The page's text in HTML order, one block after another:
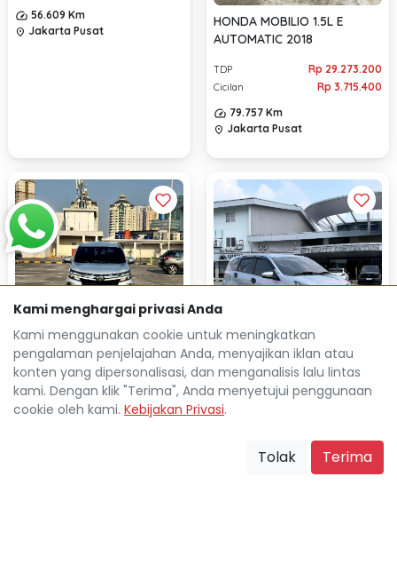
56.609 Km
location_on Jakarta Pusat
HONDA MOBILIO 1.5L E
AUTOMATIC 2018
TDP Rp 29.273.200
Cicilan
Rp 3.715.400
79.757 Km
location_on Jakarta Pusat
TOYOTA AVANZA 1.5L VELOZ
AUTOMATIC 2021
TDP Rp 34.522.800
TOYOTA CALYA 1.2L G
AUTOMATIC 2023
TDP Rp 26.030.800
Cicilan
Jakarta Pusat
Kami menghargai privasi Anda
Kami menggunakan cookie untuk meningkatkan
pengalaman penjelajahan Anda, menyajikan iklan atau
konten yang dipersonalisasi, dan menganalisis lalu lintas
kami. Dengan klik "Terima", Anda menyetujui penggunaan
cookie oleh kami. Kebijakan Privasi.
Tolak Terima